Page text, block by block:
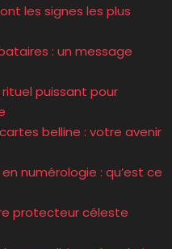
les signes les plus
: un message
puissant pour
belline : votre avenir
numérologie : qu’est ce
protecteur céleste